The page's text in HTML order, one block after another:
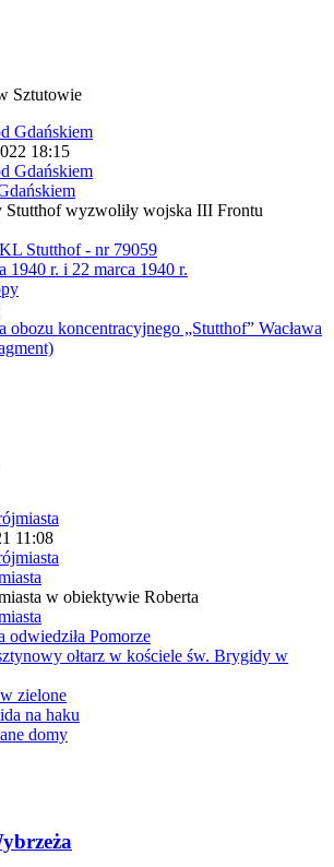
18:15
Stutthof wyzwoliły wojska III Frontu
Stutthof - nr 79059
1940 r. i 22 marca 1940 r.
obozu koncentracyjnego „Stutthof” Wacława
11:08
w obiektywie Roberta
Pomorze
ołtarz w kościele św. Brygidy w
zielone
na haku
domy